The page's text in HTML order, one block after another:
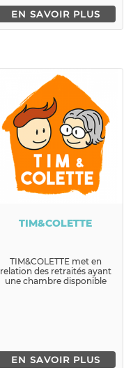
EN SAVOIR PLUS
TIM&COLETTE
TIM&COLETTE met en
relation des retraités ayant
une chambre disponible
EN SAVOIR PLUS